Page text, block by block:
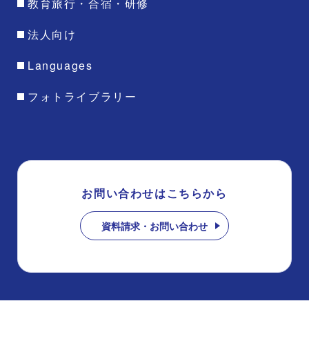
法人向け
Languages
フォトライブラリー
お問い合わせはこちらから
資料請求・お問い合わせ